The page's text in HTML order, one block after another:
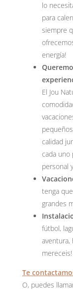
lo
para
siempre
energía!
El Jou
calidad
cada uno
personal
tenga
grandes
fútbol,
aventura,
Te
O, puedes